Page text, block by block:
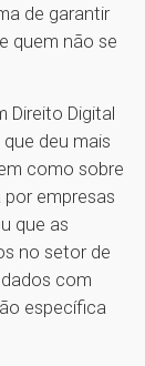
de garantir
quem não se
Direito Digital
deu mais
como sobre
empresas
que as
no setor de
com
específica